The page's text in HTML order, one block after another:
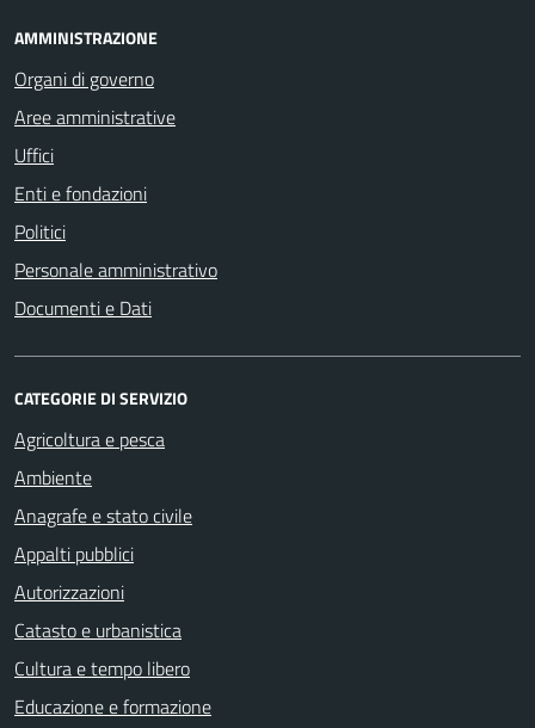
AMMINISTRAZIONE
Organi di governo
Aree amministrative
Uffici
Enti e fondazioni
Politici
Personale amministrativo
Documenti e Dati
CATEGORIE DI SERVIZIO
Agricoltura e pesca
Ambiente
Anagrafe e stato civile
Appalti pubblici
Autorizzazioni
Catasto e urbanistica
Cultura e tempo libero
Educazione e formazione